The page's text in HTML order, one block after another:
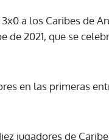
a los Caribes de
de 2021, que se
en las primeras
jugadores de